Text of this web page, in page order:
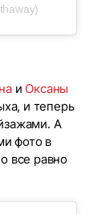
и Оксаны
и теперь
А
фото в
все равно